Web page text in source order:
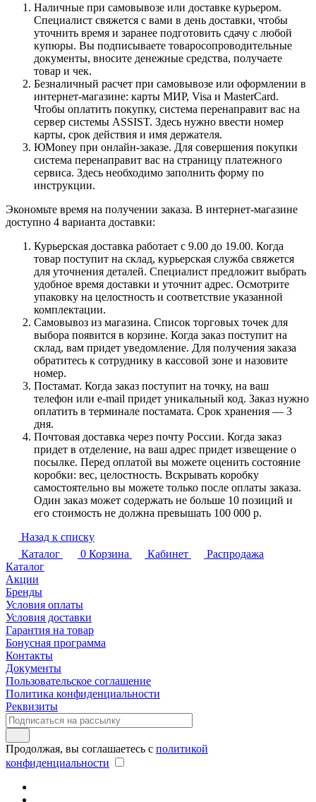
Наличные при самовывозе или доставке курьером.
Специалист свяжется с вами в день доставки, чтобы
уточнить время и заранее подготовить сдачу с любой
купюры. Вы подписываете товаросопроводительные
документы, вносите денежные средства, получаете
товар и чек.
Безналичный расчет при самовывозе или оформлении в
интернет-магазине: карты МИР, Visa и MasterCard.
Чтобы оплатить покупку, система перенаправит вас на
сервер системы ASSIST. Здесь нужно ввести номер
карты, срок действия и имя держателя.
ЮMoney при онлайн-заказе. Для совершения покупки
система перенаправит вас на страницу платежного
сервиса. Здесь необходимо заполнить форму по
инструкции.
Экономьте время на получении заказа. В интернет-магазине
доступно 4 варианта доставки:
Курьерская доставка работает с 9.00 до 19.00. Когда
товар поступит на склад, курьерская служба свяжется
для уточнения деталей. Специалист предложит выбрать
удобное время доставки и уточнит адрес. Осмотрите
упаковку на целостность и соответствие указанной
комплектации.
Самовывоз из магазина. Список торговых точек для
выбора появится в корзине. Когда заказ поступит на
склад, вам придет уведомление. Для получения заказа
обратитесь к сотруднику в кассовой зоне и назовите
номер.
Постамат. Когда заказ поступит на точку, на ваш
телефон или e-mail придет уникальный код. Заказ нужно
оплатить в терминале постамата. Срок хранения — 3
дня.
Почтовая доставка через почту России. Когда заказ
придет в отделение, на ваш адрес придет извещение о
посылке. Перед оплатой вы можете оценить состояние
коробки: вес, целостность. Вскрывать коробку
самостоятельно вы можете только после оплаты заказа.
Один заказ может содержать не больше 10 позиций и
его стоимость не должна превышать 100 000 р.
Назад к списку
Каталог
0 Корзина Кабинет
Распродажа
Каталог
Акции
Бренды
Условия оплаты
Условия доставки
Гарантия на товар
Бонусная программа
Контакты
Документы
Пользовательское соглашение
Политика конфиденциальности
Реквизиты
Продолжая, вы соглашаетесь с политикой
конфиденциальности